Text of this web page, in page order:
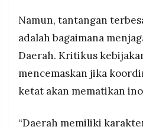
Namun, tantangan
adalah bagaimana
Daerah. Kritikus
mencemaskan jika
ketat akan mematikan
“Daerah memiliki